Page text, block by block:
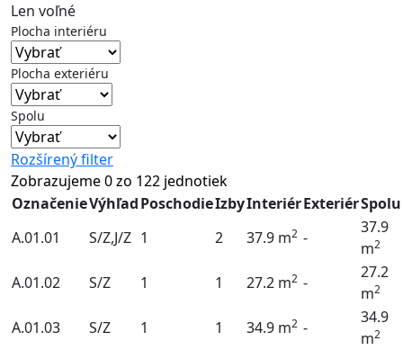
Len voľné
Plocha interiéru
Plocha exteriéru
Spolu
Rozšírený filter
Zobrazujeme0zo 122 jednotiek
OznačenieVýhľadPoschodieIzbyInteriérExteriérSpolu
A.01.01
S/Z,J/Z 1 2 37.9 m2 -
37.9
m2
A.01.02 S/Z 1 1 27.2 m2 -
27.2
m2
A.01.03 S/Z 1 1 34.9 m2 -
34.9
m2